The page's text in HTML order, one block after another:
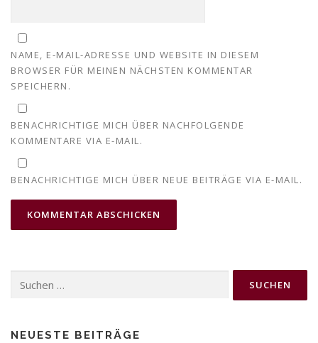
NAME, E-MAIL-ADRESSE UND WEBSITE IN DIESEM
BROWSER FÜR MEINEN NÄCHSTEN KOMMENTAR
SPEICHERN.
BENACHRICHTIGE MICH ÜBER NACHFOLGENDE
KOMMENTARE VIA E-MAIL.
BENACHRICHTIGE MICH ÜBER NEUE BEITRÄGE VIA E-MAIL.
nach:
NEUESTE BEITRÄGE